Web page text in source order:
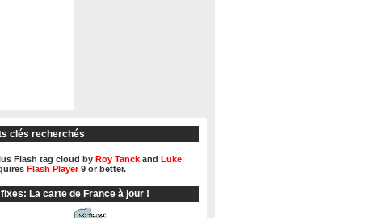
clés recherchés
Flash tag cloud by Roy Tanck and Luke
Flash Player9 or better.
La carte de France à jour !